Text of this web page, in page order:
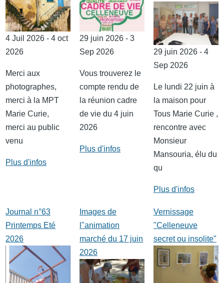
4 Juil 2026 - 4 oct
2026
Merci aux
photographes,
merci à la MPT
Marie Curie,
merci au public
venu
Plus d'infos
29 juin 2026 - 3
Sep 2026
Vous trouverez le
compte rendu de
la réunion cadre
de vie du 4 juin
2026
Plus d'infos
29 juin 2026 - 4
Sep 2026
Le lundi 22 juin à
la maison pour
Tous Marie Curie ,
rencontre avec
Monsieur
Mansouria, élu du
qu
Plus d'infos
Journal n°63
Printemps Eté
2026
Images de
l"animation
marché du 17 juin
2026
Vernissage
"Celleneuve
secret ou insolite"